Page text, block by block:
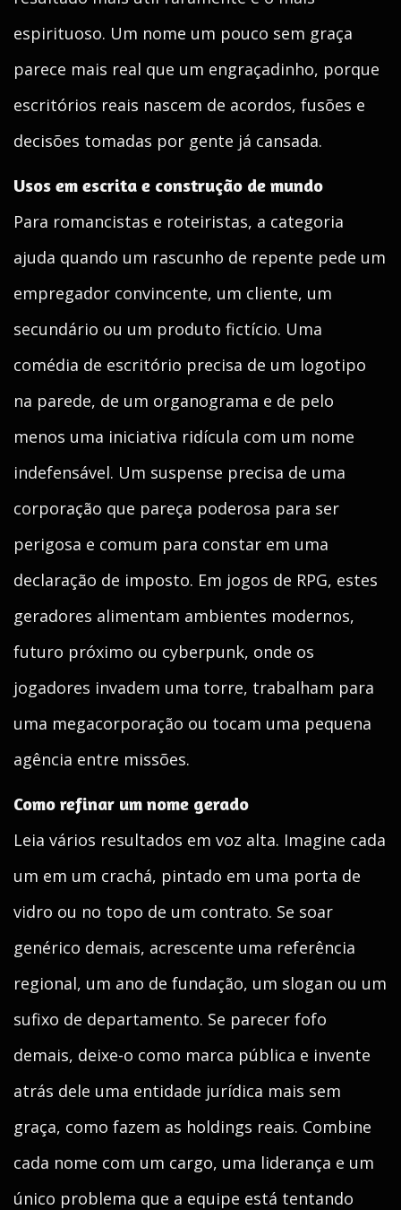
espirituoso. Um nome um pouco sem graça
parece mais real que um engraçadinho, porque
escritórios reais nascem de acordos, fusões e
decisões tomadas por gente já cansada.
Usos em escrita e construção de mundo
Para romancistas e roteiristas, a categoria
ajuda quando um rascunho de repente pede um
empregador convincente, um cliente, um
secundário ou um produto fictício. Uma
comédia de escritório precisa de um logotipo
na parede, de um organograma e de pelo
menos uma iniciativa ridícula com um nome
indefensável. Um suspense precisa de uma
corporação que pareça poderosa para ser
perigosa e comum para constar em uma
declaração de imposto. Em jogos de RPG, estes
geradores alimentam ambientes modernos,
futuro próximo ou cyberpunk, onde os
jogadores invadem uma torre, trabalham para
uma megacorporação ou tocam uma pequena
agência entre missões.
Como refinar um nome gerado
Leia vários resultados em voz alta. Imagine cada
um em um crachá, pintado em uma porta de
vidro ou no topo de um contrato. Se soar
genérico demais, acrescente uma referência
regional, um ano de fundação, um slogan ou um
sufixo de departamento. Se parecer fofo
demais, deixe-o como marca pública e invente
atrás dele uma entidade jurídica mais sem
graça, como fazem as holdings reais. Combine
cada nome com um cargo, uma liderança e um
único problema que a equipe está tentando